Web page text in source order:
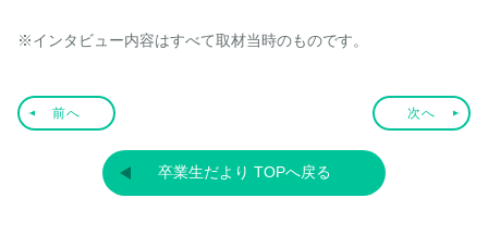
※インタビュー内容はすべて取材当時のものです。
前へ 次へ
卒業生だより TOPへ戻る